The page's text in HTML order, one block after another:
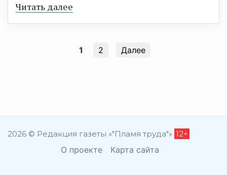
Читать далее
1 2 Далее
2026 © Редакция газеты «"Пламя труда"» 12+
О проекте Карта сайта